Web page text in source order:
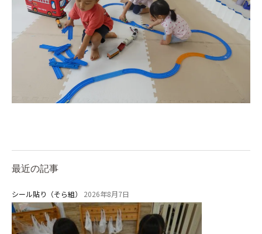
最近の記事
シール貼り（そら組） 2026年8月7日